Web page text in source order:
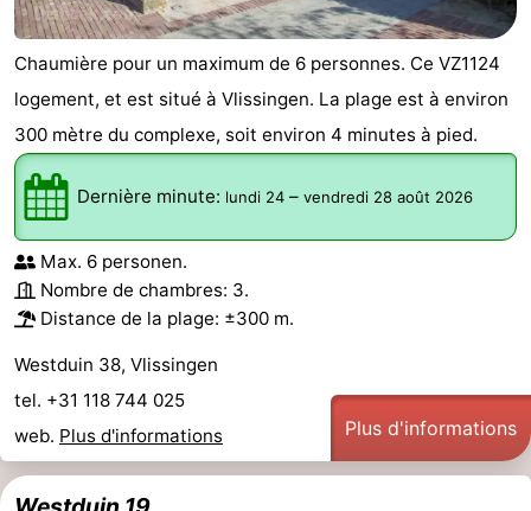
Chaumière pour un maximum de 6 personnes. Ce VZ1124
logement, et est situé à Vlissingen. La plage est à environ
300 mètre du complexe, soit environ 4 minutes à pied.
Dernière minute: lundi 24 – vendredi 28 août 2026
Max. 6 personen.
Nombre de chambres: 3.
Distance de la plage: ±300 m.
Westduin 38, Vlissingen
tel. +31 118 744 025
web. Plus d'informations Plus d'informations